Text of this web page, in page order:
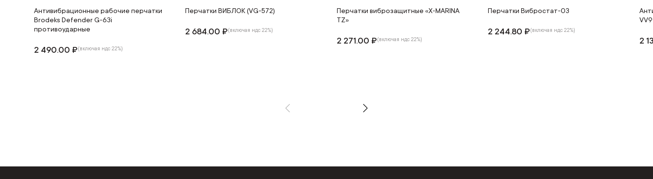
Антивибрационные рабочие перчатки
Brodeks Defender G-63i
противоударные
2 490.00 ₽(включая ндс 22%)
Перчатки ВИБЛОК (VG-572)
2 684.00 ₽(включая ндс 22%)
Перчатки виброзащитные «X-MARINA
TZ»
2 271.00 ₽(включая ндс 22%)
Перчатки Вибростат-03
2 244.80 ₽(включая ндс 22%)
2